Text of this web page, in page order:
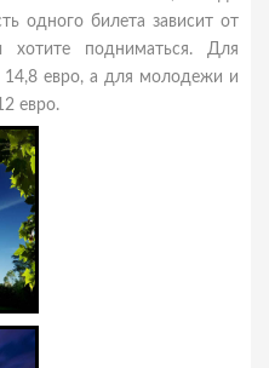
одного билета зависит от
подниматься. Для
14,8 евро, а для молодежи и
евро.